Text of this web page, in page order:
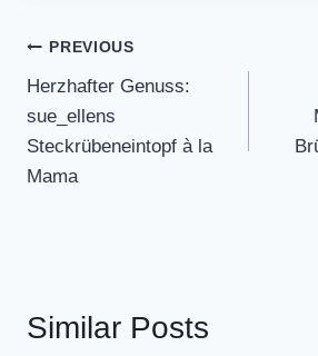
Post
navigation
PREVIOUS
Herzhafter Genuss:
sue_ellens
Steckrübeneintopf à la
Mama
Similar Posts